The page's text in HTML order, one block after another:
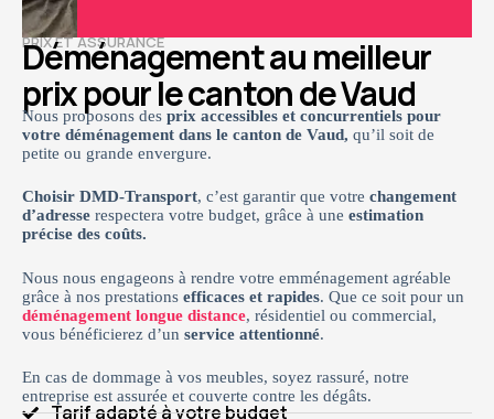
PRIX ET ASSURANCE
Déménagement au meilleur
prix pour le canton de Vaud
Nous proposons des prix accessibles et concurrentiels pour
votre déménagement dans le canton de Vaud, qu’il soit de
petite ou grande envergure.
Choisir DMD-Transport, c’est garantir que votre changement
d’adresse respectera votre budget, grâce à une estimation
précise des coûts.
Nous nous engageons à rendre votre emménagement agréable
grâce à nos prestations efficaces et rapides. Que ce soit pour un
déménagement longue distance, résidentiel ou commercial,
vous bénéficierez d’un service attentionné.
En cas de dommage à vos meubles, soyez rassuré, notre
entreprise est assurée et couverte contre les dégâts.
Tarif adapté à votre budget